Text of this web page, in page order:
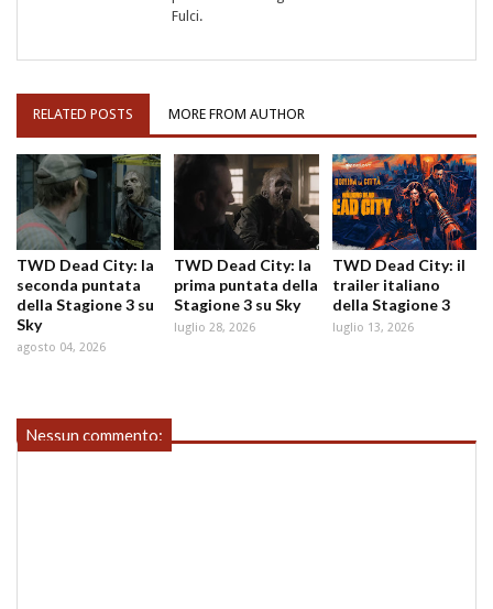
Fulci.
RELATED POSTS MORE FROM AUTHOR
TWD Dead City: la
seconda puntata
della Stagione 3 su
Sky
agosto 04, 2026
TWD Dead City: la
prima puntata della
Stagione 3 su Sky
luglio 28, 2026
TWD Dead City: il
trailer italiano
della Stagione 3
luglio 13, 2026
Nessun commento: